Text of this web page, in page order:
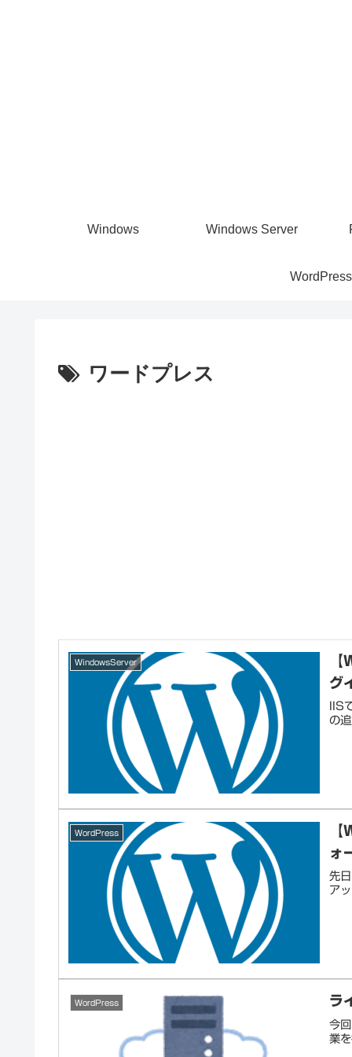
Windows Windows Server
WordPress
ワードプレス
WindowsServer
グ
IIS
の
WordPress
ォ
先
ア
WordPress ラ
今
業